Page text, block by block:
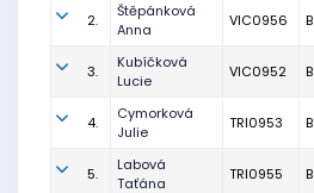
2.
Štěpánková
Anna
VIC0956 B
3.
Kubíčková
Lucie
VIC0952 B
4.
Cymorková
Julie
TRI0953 B
5.
Labová
Taťána
TRI0955 B